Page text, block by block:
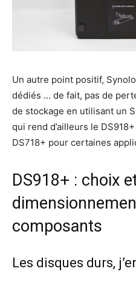
Un autre point positif,
dédiés … de fait, pas de
de stockage en utilisant un
qui rend d’ailleurs le
DS718+ pour certaines
DS918+ : choix
composants
Les disques durs,